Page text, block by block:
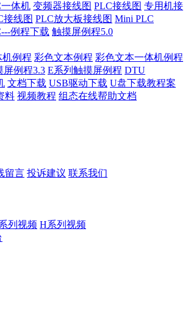
体机 变频器接线图 PLC接线图 专用机接
接线图 PLC放大板接线图 Mini PLC
例程下载 触摸屏例程5.0
例程 彩色文本例程 彩色文本一体机例程
屏例程3.3 E系列触摸屏例程 DTU
文档下载 USB驱动下载 U盘下载教程案
料 视频教程 组态在线帮助文档
留言 投诉建议 联系我们
列视频 H系列视频